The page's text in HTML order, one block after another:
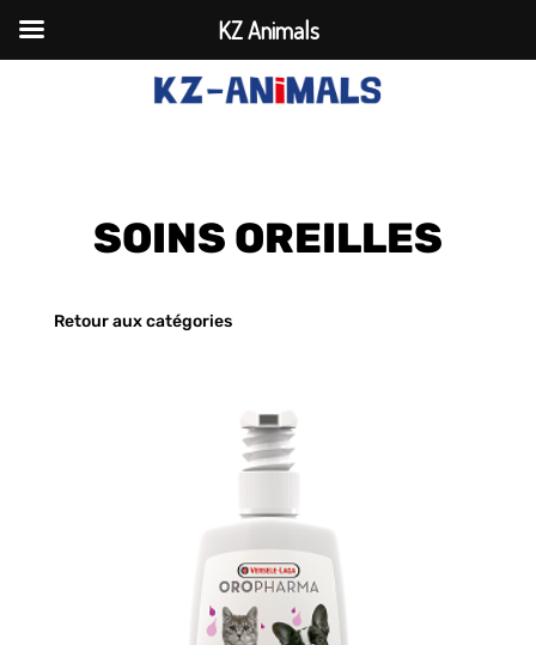
SOINS OREILLES
Retour aux catégories
KZ Animals